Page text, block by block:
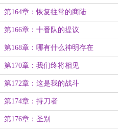
第164章：恢复往常的商陆
第166章：十番队的提议
第168章：哪有什么神明存在
第170章：我们终将相见
第172章：这是我的战斗
第174章：持刀者
第176章：圣别